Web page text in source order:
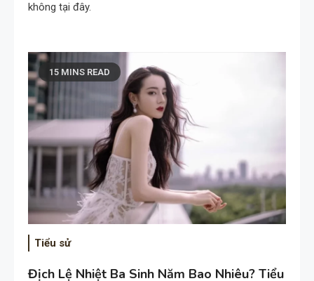
không tại đây.
15 MINS READ
Tiểu sử
Địch Lệ Nhiệt Ba Sinh Năm Bao Nhiêu? Tiểu